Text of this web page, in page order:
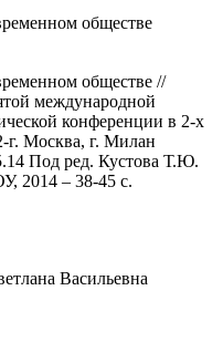
обществе
обществе //
международной
конференции в 2-х
г. Москва, г. Милан
Под ред. Кустова Т.Ю.
– 38-45 с.
Васильевна